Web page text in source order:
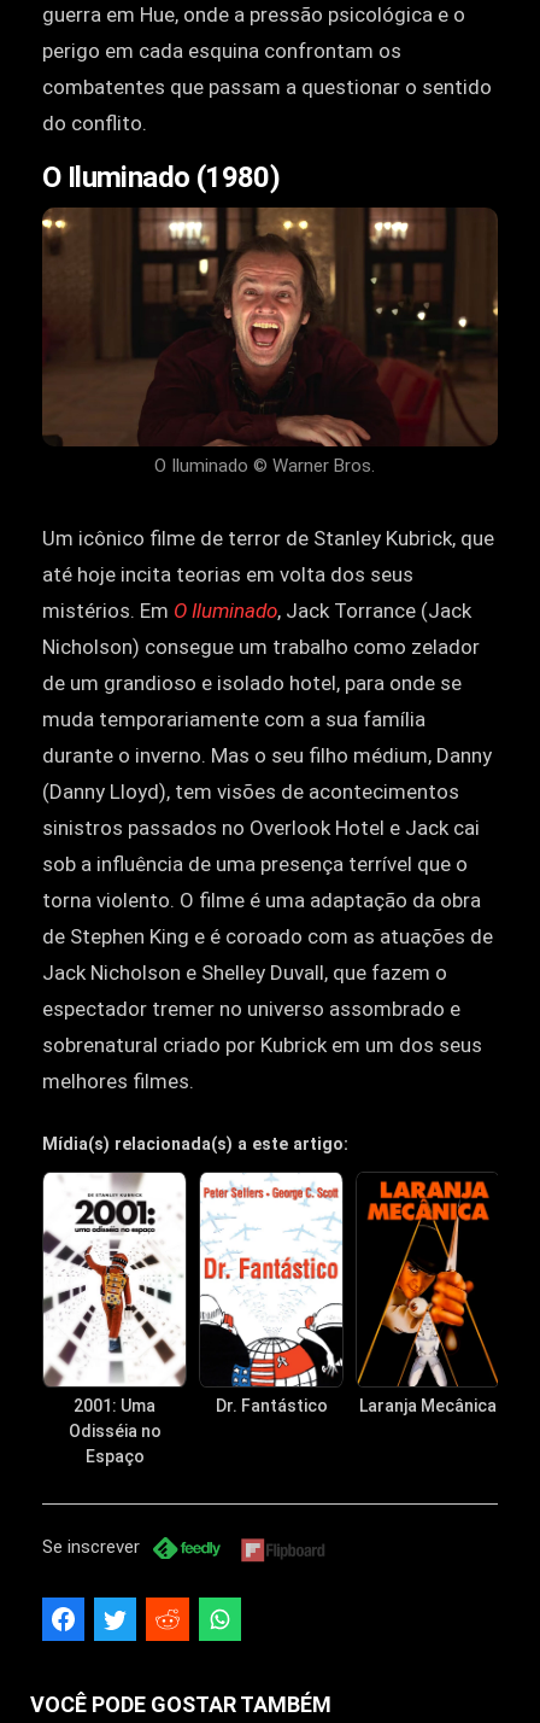
guerra em Hue, onde a pressão psicológica e o
perigo em cada esquina confrontam os
combatentes que passam a questionar o sentido
do conflito.
O Iluminado (1980)
O Iluminado © Warner Bros.
Um icônico filme de terror de Stanley Kubrick, que
até hoje incita teorias em volta dos seus
mistérios. Em O Iluminado, Jack Torrance (Jack
Nicholson) consegue um trabalho como zelador
de um grandioso e isolado hotel, para onde se
muda temporariamente com a sua família
durante o inverno. Mas o seu filho médium, Danny
(Danny Lloyd), tem visões de acontecimentos
sinistros passados no Overlook Hotel e Jack cai
sob a influência de uma presença terrível que o
torna violento. O filme é uma adaptação da obra
de Stephen King e é coroado com as atuações de
Jack Nicholson e Shelley Duvall, que fazem o
espectador tremer no universo assombrado e
sobrenatural criado por Kubrick em um dos seus
melhores filmes.
Mídia(s) relacionada(s) a este artigo:
2001: Uma
Odisséia no
Espaço
Dr. Fantástico Laranja Mecânica
Se inscrever
VOCÊ PODE GOSTAR TAMBÉM